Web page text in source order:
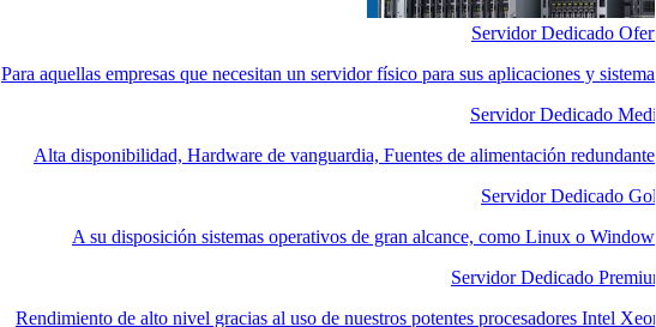
Servidor Dedicado
Para aquellas empresas que necesitan un servidor físico para sus aplicaciones y
Servidor Dedicado
Alta disponibilidad, Hardware de vanguardia, Fuentes de alimentación
Servidor Dedicado
A su disposición sistemas operativos de gran alcance, como Linux o
Servidor Dedicado
Rendimiento de alto nivel gracias al uso de nuestros potentes procesadores Intel